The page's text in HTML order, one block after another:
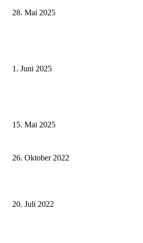
28. Mai 2025
1. Juni 2025
15. Mai 2025
26. Oktober 2022
20. Juli 2022